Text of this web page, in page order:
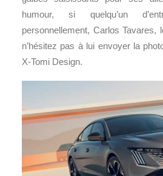
humour, si quelqu’un
personnellement, Carlos Tavares,
n’hésitez pas à lui envoyer la
X-Tomi Design.